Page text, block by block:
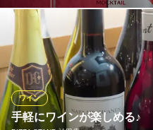
スペイン産のワインを種類豊
リングワインをはじめ、赤ワ
合わせて、お料理に合うワイ
スメ』もございますので、お気
い！お好きなワイン×タパスの
手軽にワインが楽しめる♪
ワイン